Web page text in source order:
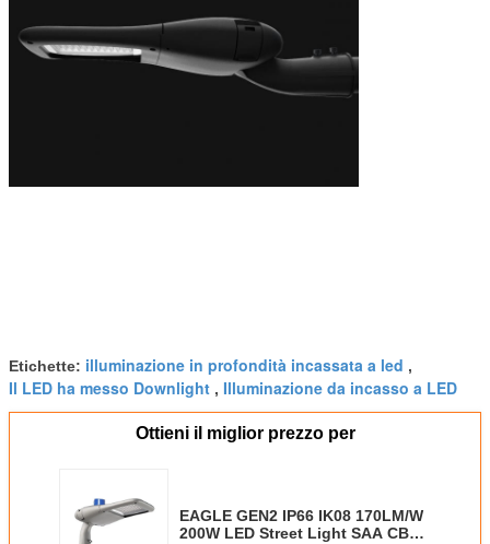
Etichette: illuminazione in profondità incassata a led ,
Il LED ha messo Downlight , Illuminazione da incasso a LED
Ottieni il miglior prezzo per
EAGLE GEN2 IP66 IK08 170LM/W
200W LED Street Light SAA CB